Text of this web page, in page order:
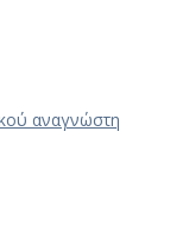
αναγνώστη